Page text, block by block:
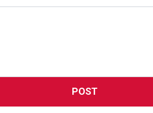
POST